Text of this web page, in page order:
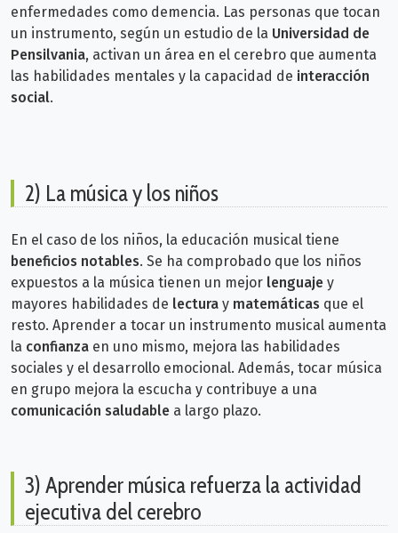
enfermedades como demencia. Las personas que tocan
un instrumento, según un estudio de la Universidad de
Pensilvania, activan un área en el cerebro que aumenta
las habilidades mentales y la capacidad de interacción
social.
2) La música y los niños
En el caso de los niños, la educación musical tiene
beneficios notables. Se ha comprobado que los niños
expuestos a la música tienen un mejor lenguaje y
mayores habilidades de lectura y matemáticas que el
resto. Aprender a tocar un instrumento musical aumenta
la confianza en uno mismo, mejora las habilidades
sociales y el desarrollo emocional. Además, tocar música
en grupo mejora la escucha y contribuye a una
comunicación saludable a largo plazo.
3) Aprender música refuerza la actividad
ejecutiva del cerebro